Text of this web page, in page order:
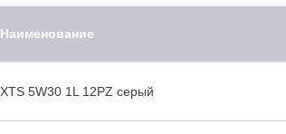
Наименование
XTS 5W30 1L 12PZ серый